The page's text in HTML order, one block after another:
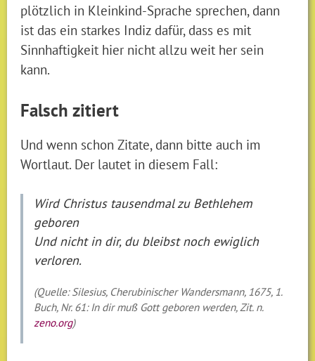
plötzlich in Kleinkind-Sprache sprechen, dann
ist das ein starkes Indiz dafür, dass es mit
Sinnhaftigkeit hier nicht allzu weit her sein
kann.
Falsch zitiert
Und wenn schon Zitate, dann bitte auch im
Wortlaut. Der lautet in diesem Fall:
Wird Christus tausendmal zu Bethlehem
geboren
Und nicht in dir, du bleibst noch ewiglich
verloren.
(Quelle: Silesius, Cherubinischer Wandersmann, 1675, 1.
Buch, Nr. 61: In dir muß Gott geboren werden, Zit. n.
zeno.org)